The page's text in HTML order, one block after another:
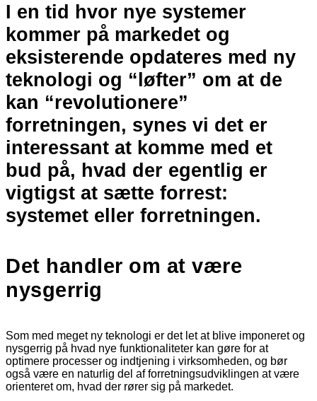
I en tid hvor nye systemer
kommer på markedet og
eksisterende opdateres med ny
teknologi og “løfter” om at de
kan “revolutionere”
forretningen, synes vi det er
interessant at komme med et
bud på, hvad der egentlig er
vigtigst at sætte forrest:
systemet eller forretningen.
Det handler om at være
nysgerrig
Som med meget ny teknologi er det let at blive imponeret og
nysgerrig på hvad nye funktionaliteter kan gøre for at
optimere processer og indtjening i virksomheden, og bør
også være en naturlig del af forretningsudviklingen at være
orienteret om, hvad der rører sig på markedet.